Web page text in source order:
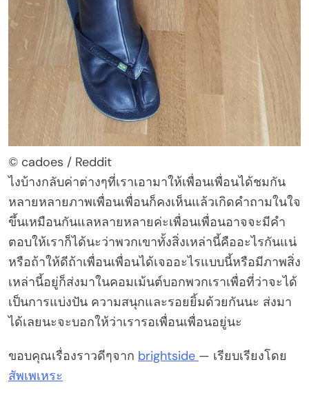
© cadoes / Reddit
ไงบ้างกลับค่าต่างๆที่เราเอามาให้เพื่อนเพื่อนได้ชมกัน
หลายหลายภาพเพื่อนเพื่อนก็คงเห็นแล้วเกิดคำถามในใจ
ขึ้นเหมือนกันแลหลายหลายค่ะเพื่อนเพื่อนอาจจะมีคำ
ตอบให้เราก็ได้นะว่าพวกเขาทั้งสิ่งเหล่านี้คืออะไรกันแน่
หรือถ้าให้ดีถ้าเพื่อนเพื่อนได้เจออะไรแบบนี้หรือมีภาพสิ่ง
เหล่านี้อยู่ก็ส่งมาในคอมเม้นต์บอกพวกเราเพื่อที่ว่าจะได้
เป็นการแบ่งปัน ความสนุกและรอยยิ้มด้วยกันนะ ส่งมา
ได้เลยนะจะบอกให้ว่าเรารอเพื่อนเพื่อนอยู่นะ
ขอบคุณเรื่องราวดีๆจาก brightside — เรียบเรียงโดย
สัพเพเหระ